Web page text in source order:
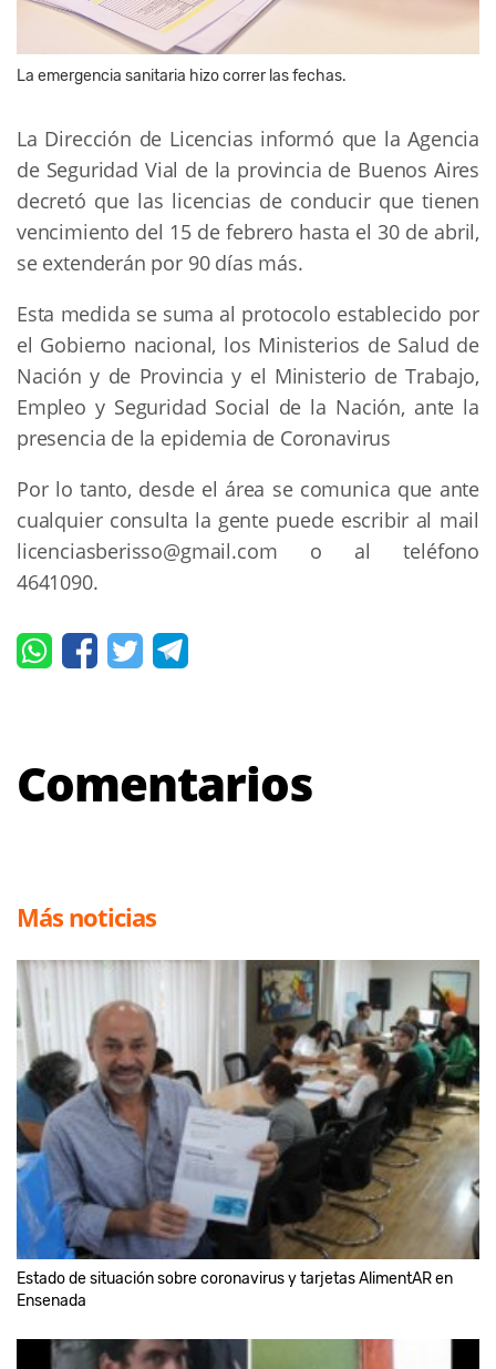
La emergencia sanitaria hizo correr las fechas.
La Dirección de Licencias informó que la Agencia
de Seguridad Vial de la provincia de Buenos Aires
decretó que las licencias de conducir que tienen
vencimiento del 15 de febrero hasta el 30 de abril,
se extenderán por 90 días más.
Esta medida se suma al protocolo establecido por
el Gobierno nacional, los Ministerios de Salud de
Nación y de Provincia y el Ministerio de Trabajo,
Empleo y Seguridad Social de la Nación, ante la
presencia de la epidemia de Coronavirus
Por lo tanto, desde el área se comunica que ante
cualquier consulta la gente puede escribir al mail
licenciasberisso@gmail.com o al teléfono
4641090.
Comentarios
Más noticias
Estado de situación sobre coronavirus y tarjetas AlimentAR en
Ensenada